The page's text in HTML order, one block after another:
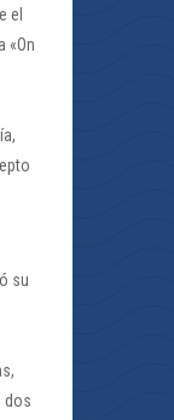
el
«On
su
dos